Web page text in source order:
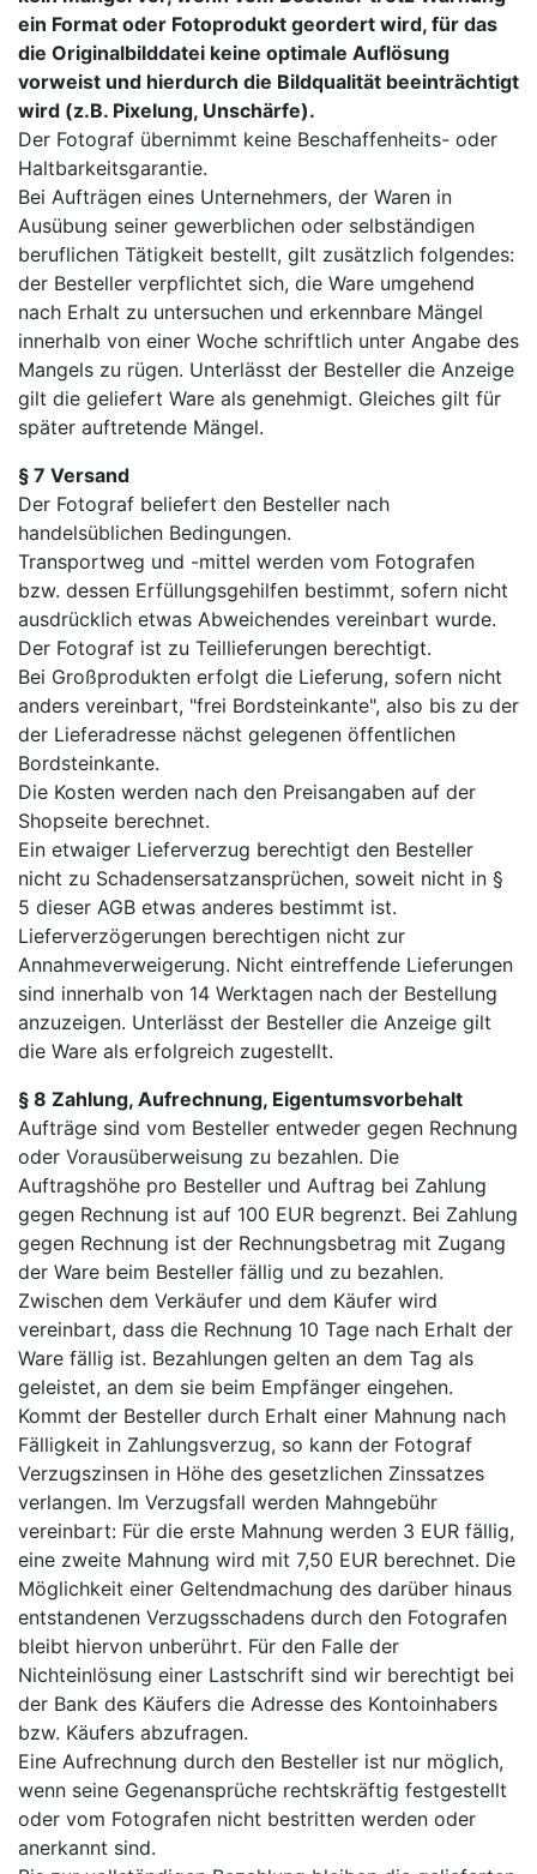
ein Format oder Fotoprodukt geordert wird, für das
die Originalbilddatei keine optimale Auflösung
vorweist und hierdurch die Bildqualität beeinträchtigt
wird (z.B. Pixelung, Unschärfe).
Der Fotograf übernimmt keine Beschaffenheits- oder
Haltbarkeitsgarantie.
Bei Aufträgen eines Unternehmers, der Waren in
Ausübung seiner gewerblichen oder selbständigen
beruflichen Tätigkeit bestellt, gilt zusätzlich folgendes:
der Besteller verpflichtet sich, die Ware umgehend
nach Erhalt zu untersuchen und erkennbare Mängel
innerhalb von einer Woche schriftlich unter Angabe des
Mangels zu rügen. Unterlässt der Besteller die Anzeige
gilt die geliefert Ware als genehmigt. Gleiches gilt für
später auftretende Mängel.
§ 7 Versand
Der Fotograf beliefert den Besteller nach
handelsüblichen Bedingungen.
Transportweg und -mittel werden vom Fotografen
bzw. dessen Erfüllungsgehilfen bestimmt, sofern nicht
ausdrücklich etwas Abweichendes vereinbart wurde.
Der Fotograf ist zu Teillieferungen berechtigt.
Bei Großprodukten erfolgt die Lieferung, sofern nicht
anders vereinbart, "frei Bordsteinkante", also bis zu der
der Lieferadresse nächst gelegenen öffentlichen
Bordsteinkante.
Die Kosten werden nach den Preisangaben auf der
Shopseite berechnet.
Ein etwaiger Lieferverzug berechtigt den Besteller
nicht zu Schadensersatzansprüchen, soweit nicht in §
5 dieser AGB etwas anderes bestimmt ist.
Lieferverzögerungen berechtigen nicht zur
Annahmeverweigerung. Nicht eintreffende Lieferungen
sind innerhalb von 14 Werktagen nach der Bestellung
anzuzeigen. Unterlässt der Besteller die Anzeige gilt
die Ware als erfolgreich zugestellt.
§ 8 Zahlung, Aufrechnung, Eigentumsvorbehalt
Aufträge sind vom Besteller entweder gegen Rechnung
oder Vorausüberweisung zu bezahlen. Die
Auftragshöhe pro Besteller und Auftrag bei Zahlung
gegen Rechnung ist auf 100 EUR begrenzt. Bei Zahlung
gegen Rechnung ist der Rechnungsbetrag mit Zugang
der Ware beim Besteller fällig und zu bezahlen.
Zwischen dem Verkäufer und dem Käufer wird
vereinbart, dass die Rechnung 10 Tage nach Erhalt der
Ware fällig ist. Bezahlungen gelten an dem Tag als
geleistet, an dem sie beim Empfänger eingehen.
Kommt der Besteller durch Erhalt einer Mahnung nach
Fälligkeit in Zahlungsverzug, so kann der Fotograf
Verzugszinsen in Höhe des gesetzlichen Zinssatzes
verlangen. Im Verzugsfall werden Mahngebühr
vereinbart: Für die erste Mahnung werden 3 EUR fällig,
eine zweite Mahnung wird mit 7,50 EUR berechnet. Die
Möglichkeit einer Geltendmachung des darüber hinaus
entstandenen Verzugsschadens durch den Fotografen
bleibt hiervon unberührt. Für den Falle der
Nichteinlösung einer Lastschrift sind wir berechtigt bei
der Bank des Käufers die Adresse des Kontoinhabers
bzw. Käufers abzufragen.
Eine Aufrechnung durch den Besteller ist nur möglich,
wenn seine Gegenansprüche rechtskräftig festgestellt
oder vom Fotografen nicht bestritten werden oder
anerkannt sind.